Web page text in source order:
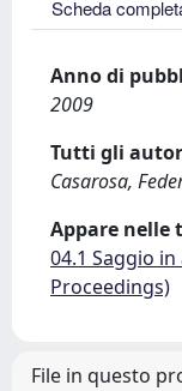
Scheda
Anno di
2009
Tutti gli
Casarosa,
Appare nelle
04.1 Saggio
Proceedings)
File in questo